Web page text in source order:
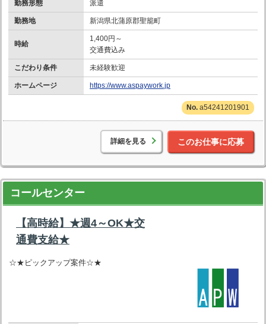
勤務形態 派遣
勤務地 新潟県北蒲原郡聖籠町
時給
1,400円～
交通費込み
こだわり条件 未経験歓迎
ホームページ https://www.aspaywork.jp
a54241201901
詳細を見る このお仕事に応募
コールセンター
【高時給】★週4～OK★交
通費支給★
☆★ピックアップ案件☆★